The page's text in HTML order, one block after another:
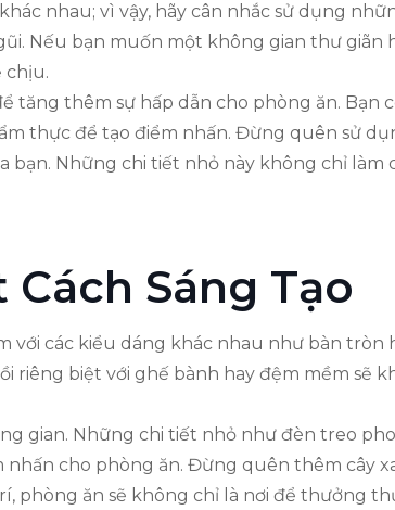
nhau; vì vậy, hãy cân nhắc sử dụng
Nếu bạn muốn một không gian thư giãn
chịu.
tăng thêm sự hấp dẫn cho phòng ăn. Bạn
thực để tạo điểm nhấn. Đừng quên sử
bạn. Những chi tiết nhỏ này không chỉ
Cách Sáng Tạo
các kiểu dáng khác nhau như bàn tròn
riêng biệt với ghế bành hay đệm mềm sẽ
gian. Những chi tiết nhỏ như đèn treo
nhấn cho phòng ăn. Đừng quên thêm cây
phòng ăn sẽ không chỉ là nơi để thưởng